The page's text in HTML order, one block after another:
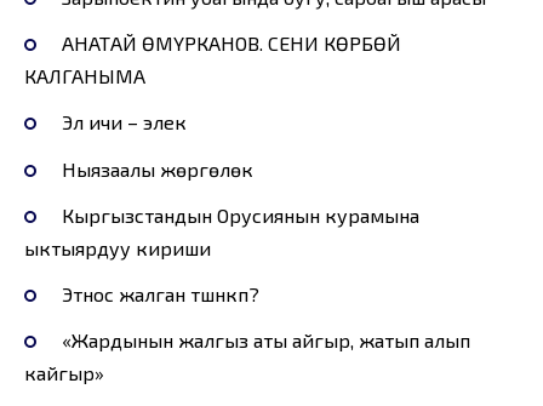
АНАТАЙ ӨМҮРКАНОВ. СЕНИ КӨРБӨЙ
КАЛГАНЫМА
Эл ичи – элек
Ныязаалы жөргөлөк
Кыргызстандын Орусиянын курамына
ыктыярдуу кириши
Этнос жалган түшүнүкпү?
«Жардынын жалгыз аты айгыр, жатып алып
кайгыр»